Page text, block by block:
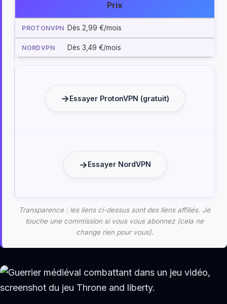
Prix
Dès 2,99 €/mois
Dès 3,49 €/mois
Essayer ProtonVPN (gratuit)
Essayer NordVPN
Transparence : les liens ci-dessus sont des liens affiliés. Je
touche une commission si vous vous abonnez (cela ne
change rien pour vous).